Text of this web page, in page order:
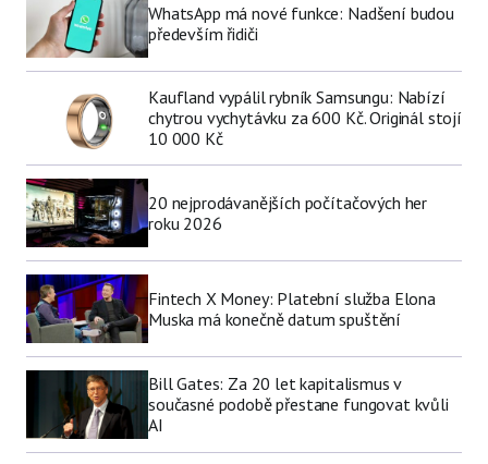
WhatsApp má nové funkce: Nadšení budou
především řidiči
Kaufland vypálil rybník Samsungu: Nabízí
chytrou vychytávku za 600 Kč. Originál stojí
10 000 Kč
20 nejprodávanějších počítačových her
roku 2026
Fintech X Money: Platební služba Elona
Muska má konečně datum spuštění
Bill Gates: Za 20 let kapitalismus v
současné podobě přestane fungovat kvůli
AI